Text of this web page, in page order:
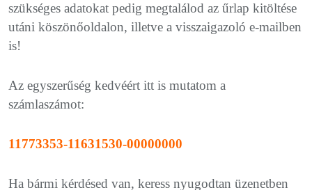
szükséges adatokat pedig megtalálod az űrlap kitöltése
utáni köszönőoldalon, illetve a visszaigazoló e-mailben
is!
Az egyszerűség kedvéért itt is mutatom a
számlaszámot:
11773353-11631530-00000000
Ha bármi kérdésed van, keress nyugodtan üzenetben